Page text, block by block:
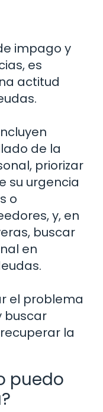
impago y
es
actitud
de la
priorizar
su urgencia
o
y, en
buscar
en
el problema
buscar
la
puedo